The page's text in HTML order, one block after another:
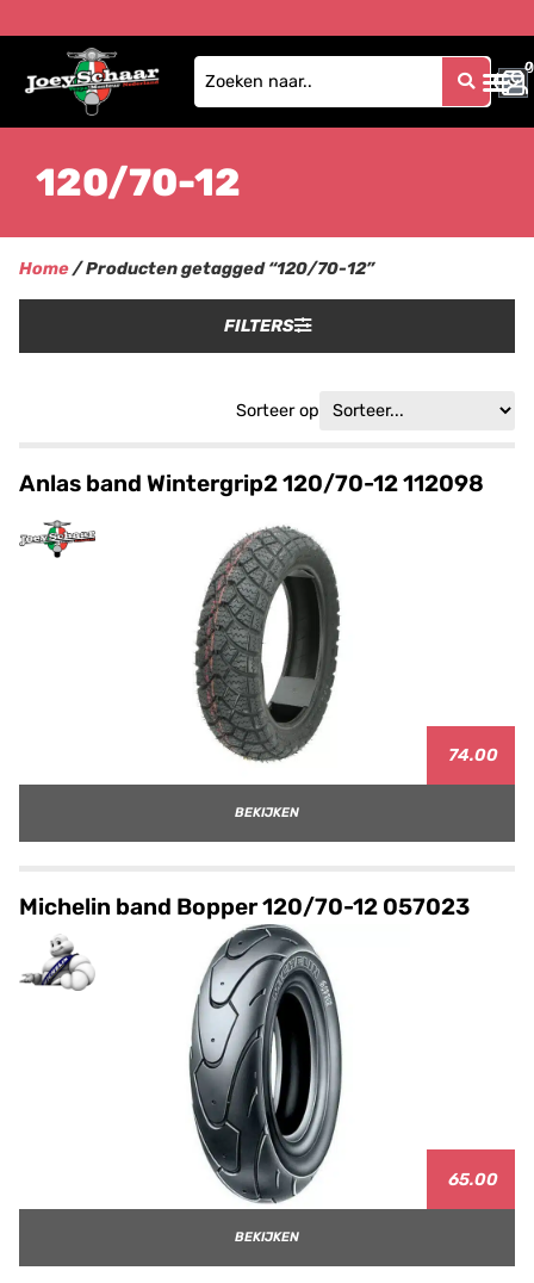
0
0
120/70-12
Home/ Producten getagged “120/70-12”
FILTERS
Sorteer op
Anlas band Wintergrip2 120/70-12 112098
74.00
BEKIJKEN
Michelin band Bopper 120/70-12 057023
65.00
BEKIJKEN